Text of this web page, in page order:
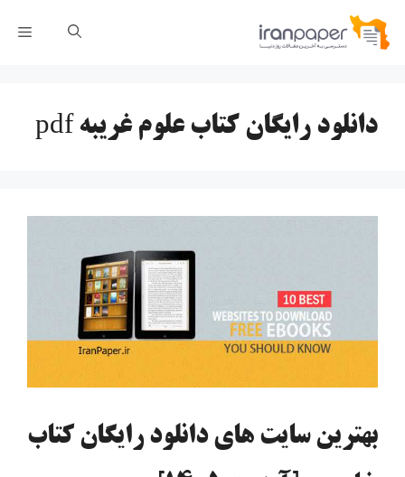
پرش
دانلود رایگان کتاب علوم غریبه pdf
بهترین سایت های دانلود رایگان کتاب